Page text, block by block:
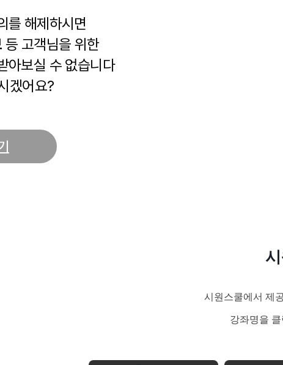
를 해제하시면
등 고객님을 위한
아보실 수 없습니다
겠어요?
시원스쿨에서 제
강좌명을